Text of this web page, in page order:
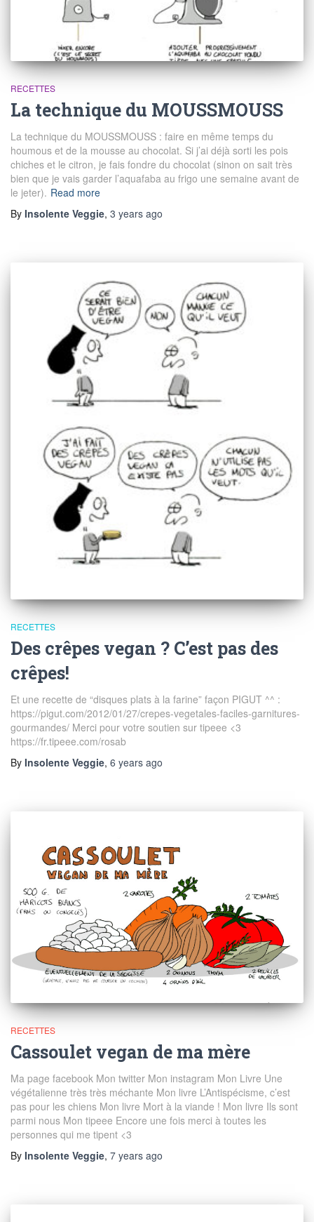
RECETTES
La technique du MOUSSMOUSS
La technique du MOUSSMOUSS : faire en même temps du
houmous et de la mousse au chocolat. Si j’ai déjà sorti les pois
chiches et le citron, je fais fondre du chocolat (sinon on sait très
bien que je vais garder l’aquafaba au frigo une semaine avant de
le jeter). Read more
By Insolente Veggie, 3 years ago
RECETTES
Des crêpes vegan ? C’est pas des
crêpes!
Et une recette de “disques plats à la farine” façon PIGUT ^^ :
https://pigut.com/2012/01/27/crepes-vegetales-faciles-garnitures-
gourmandes/ Merci pour votre soutien sur tipeee <3
https://fr.tipeee.com/rosab
By Insolente Veggie, 6 years ago
RECETTES
Cassoulet vegan de ma mère
Ma page facebook Mon twitter Mon instagram Mon Livre Une
végétalienne très très méchante Mon livre L’Antispécisme, c’est
pas pour les chiens Mon livre Mort à la viande ! Mon livre Ils sont
parmi nous Mon tipeee Encore une fois merci à toutes les
personnes qui me tipent <3
By Insolente Veggie, 7 years ago